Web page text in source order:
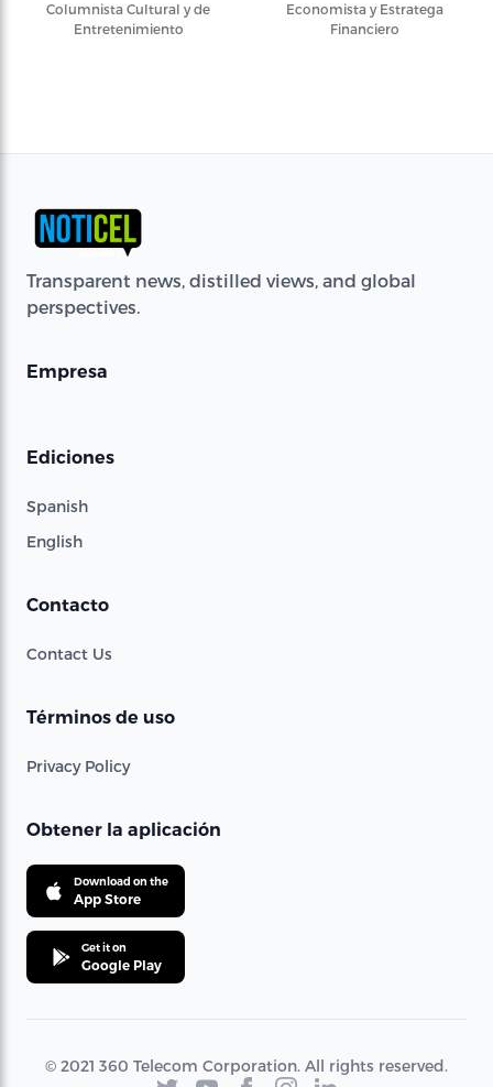
Columnista Cultural y de
Entretenimiento
Economista y Estratega
Financiero
Transparent news, distilled views, and global
perspectives.
Empresa
Ediciones
Spanish
English
Contacto
Contact Us
Términos de uso
Privacy Policy
Obtener la aplicación
Download on the
App Store
Get it on
Google Play
© 2021 360 Telecom Corporation. All rights reserved.